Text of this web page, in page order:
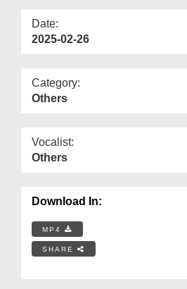
Date:
2025-02-26
Category:
Others
Vocalist:
Others
Download In:
MP4
SHARE